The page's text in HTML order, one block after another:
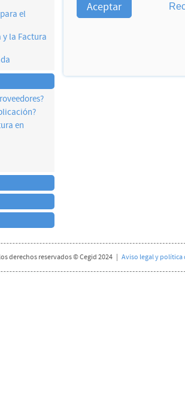
el
la Factura
en
derechos reservados © Cegid 2024 | Aviso legal y